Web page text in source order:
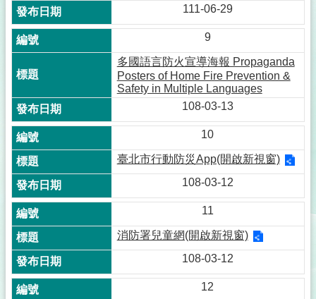
111-06-29
9
多國語言防火宣導海報 Propaganda
Posters of Home Fire Prevention &
Safety in Multiple Languages
108-03-13
10
臺北市行動防災App(開啟新視窗)
108-03-12
11
消防署兒童網(開啟新視窗)
108-03-12
12